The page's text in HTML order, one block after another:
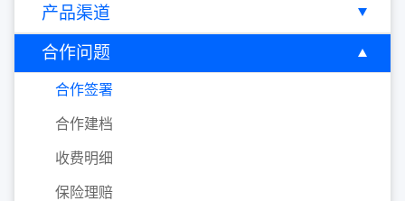
产品渠道
合作问题
合作签署
合作建档
收费明细
保险理赔